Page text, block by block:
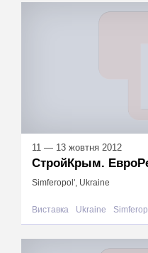
11 — 13 жовтня 2012
СтройКрым.
Simferopol', Ukraine
Виставка Ukraine